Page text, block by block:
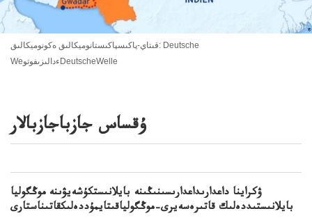
قىتاي-پاكىسپاكىستانوميكالىق ەكونوميكالىق: Deutsche
WeءدالىزىفوتوDeutscheWelle
ۇقساس جازباجازبالار
ۋكراينا داعدارىداعدارىسىنىڭىنە بايلانىستكۇشەيۋىنە موڭگوليا
بايلانىستىددەلىك قاتىرەسەيرى–موڭگولياقىتايمۇددەلىكقاتىناستارى